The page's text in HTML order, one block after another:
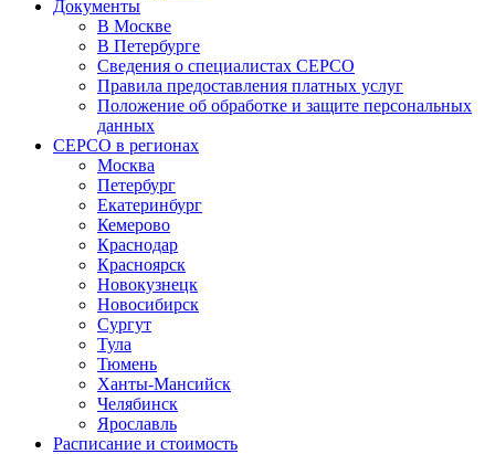
Документы
В Москве
В Петербурге
Сведения о специалистах СЕРСО
Правила предоставления платных услуг
Положение об обработке и защите персональных
данных
СЕРСО в регионах
Москва
Петербург
Екатеринбург
Кемерово
Краснодар
Красноярск
Новокузнецк
Новосибирск
Сургут
Тула
Тюмень
Ханты-Мансийск
Челябинск
Ярославль
Расписание и стоимость